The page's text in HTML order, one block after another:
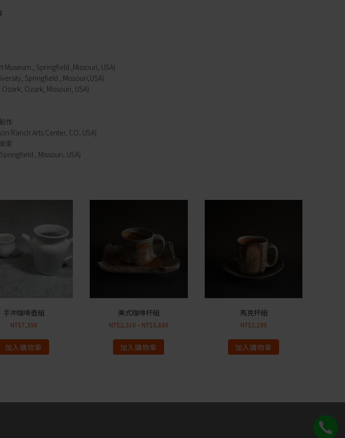
, Springfield ,Missouri, USA)
Springfield , Missouri,USA)
Ozark, Missouri, USA)
作
Ranch Arts Center, CO, USA)
家
, Missouri, USA)
手沖咖啡壺組
NT$7,350
加入購物車
美式咖啡杯組
NT$2,310 – NT$3,680
加入購物車
馬克杯組
NT$2,100
加入購物車